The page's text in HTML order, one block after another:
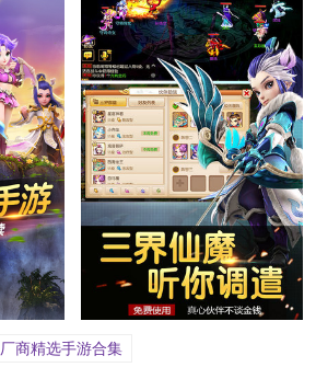
厂商精选手游合集